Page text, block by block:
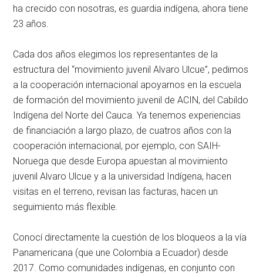
ha crecido con nosotras, es guardia indígena, ahora tiene
23 años.
Cada dos años elegimos los representantes de la
estructura del “movimiento juvenil Alvaro Ulcue”, pedimos
a la cooperación internacional apoyarnos en la escuela
de formación del movimiento juvenil de ACIN, del Cabildo
Indígena del Norte del Cauca. Ya tenemos experiencias
de financiación a largo plazo, de cuatros años con la
cooperación internacional, por ejemplo, con SAIH-
Noruega que desde Europa apuestan al movimiento
juvenil Alvaro Ulcue y a la universidad Indígena, hacen
visitas en el terreno, revisan las facturas, hacen un
seguimiento más flexible.
Conocí directamente la cuestión de los bloqueos a la vía
Panamericana (que une Colombia a Ecuador) desde
2017. Como comunidades indígenas, en conjunto con